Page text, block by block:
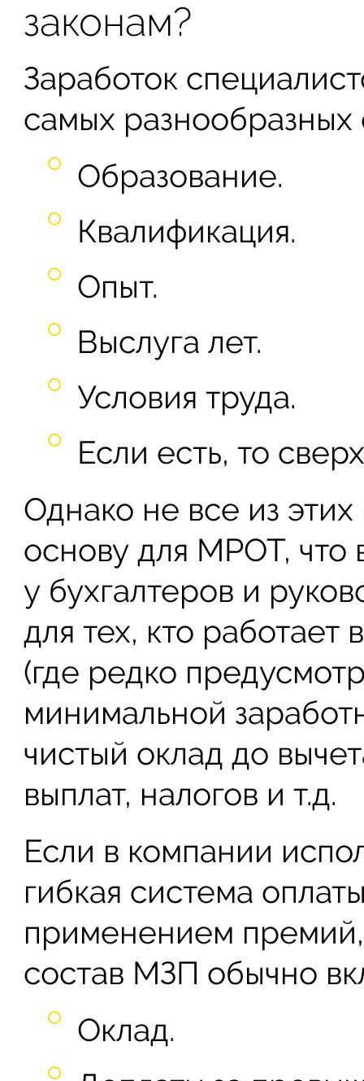
законам?
Заработок
самых разнообразных
Образование.
Квалификация.
Опыт.
Выслуга лет.
Условия труда.
Если есть, то
Однако не все из
основу для МРОТ, что
у бухгалтеров и
для тех, кто
(где редко
минимальной
чистый оклад до
выплат, налогов и т.д.
Если в компании
гибкая система
применением
состав МЗП обычно
Оклад.